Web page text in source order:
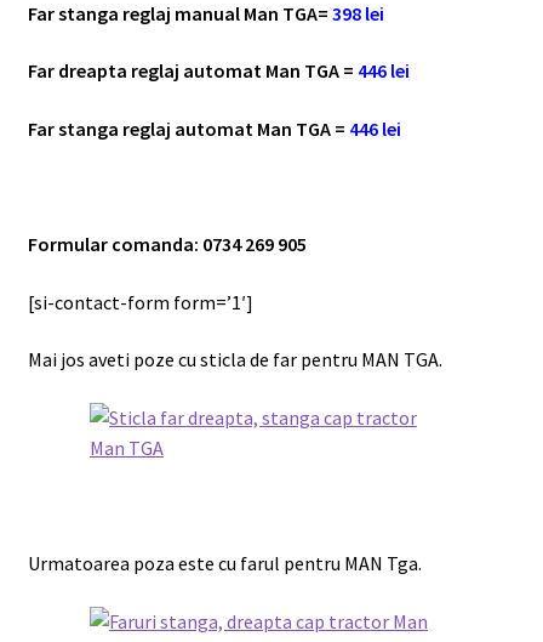
Far stanga reglaj manual Man TGA= 398 lei
Far dreapta reglaj automat Man TGA = 446 lei
Far stanga reglaj automat Man TGA = 446 lei
Formular comanda: 0734 269 905
[si-contact-form form=’1′]
Mai jos aveti poze cu sticla de far pentru MAN TGA.
Urmatoarea poza este cu farul pentru MAN Tga.